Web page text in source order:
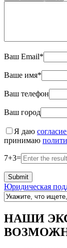
Ваш Email*
Ваше имя*
Ваш телефон
Ваш город
Я даю
принимаю
7+3=
Юридическая
НАШИ